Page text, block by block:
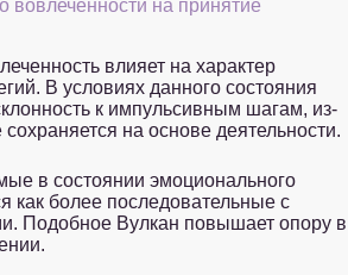
вовлеченности на принятие
влияет на характер
В условиях данного состояния
к импульсивным шагам, из-
на основе деятельности.
в состоянии эмоционального
как более последовательные с
Подобное Вулкан повышает опору в